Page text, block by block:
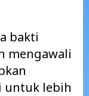
bakti
mengawali
untuk lebih